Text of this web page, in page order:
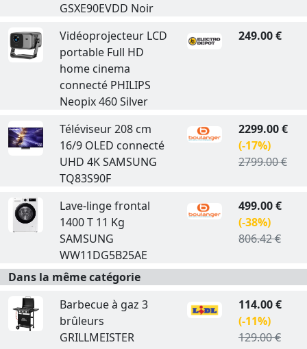
GSXE90EVDD Noir
Vidéoprojecteur LCD
portable Full HD
home cinema
connecté PHILIPS
Neopix 460 Silver
249.00 €
Téléviseur 208 cm
16/9 OLED connecté
UHD 4K SAMSUNG
TQ83S90F
2299.00 €
(-17%)
2799.00 €
Lave-linge frontal
1400 T 11 Kg
SAMSUNG
WW11DG5B25AE
499.00 €
(-38%)
806.42 €
Dans la même catégorie
Barbecue à gaz 3
brûleurs
GRILLMEISTER
114.00 €
(-11%)
129.00 €